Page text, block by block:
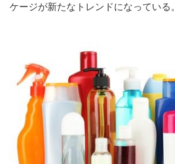
ケージが新たなトレンドになっている。